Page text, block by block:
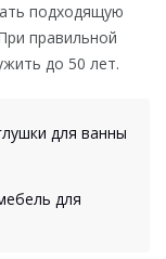
подходящую
правильной
до 50 лет.
для